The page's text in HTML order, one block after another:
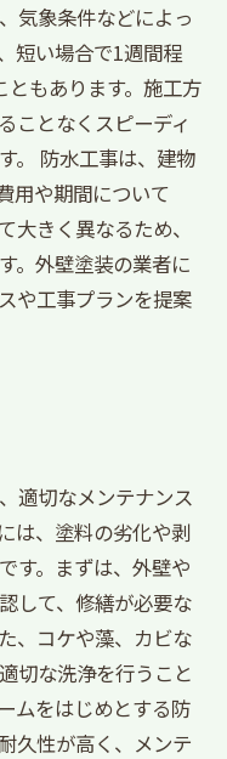
気象条件などによっ
短い場合で1週間程
もあります。施工方
ことなくスピーディ
。 防水工事は、建物
用や期間について
大きく異なるため、
。外壁塗装の業者に
や工事プランを提案
適切なメンテナンス
は、塗料の劣化や剥
す。まずは、外壁や
して、修繕が必要な
、コケや藻、カビな
切な洗浄を行うこと
ムをはじめとする防
久性が高く、メンテ